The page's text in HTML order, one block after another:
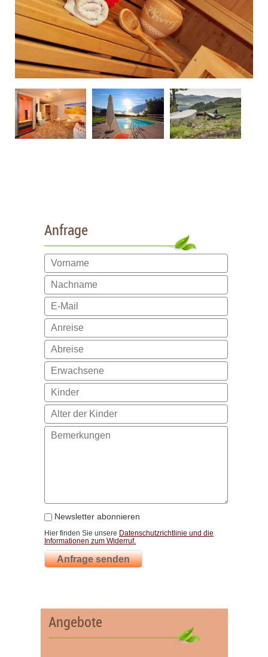
Anfrage
Newsletter abonnieren
Hier finden Sie unsere Datenschutzrichtlinie und die
Informationen zum Widerruf.
Anfrage senden
Angebote